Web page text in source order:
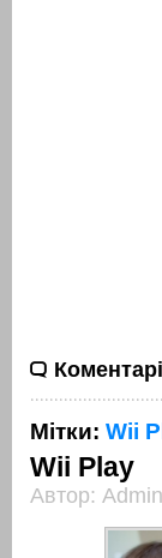
Мітки: Wii
Wii Play
Автор: